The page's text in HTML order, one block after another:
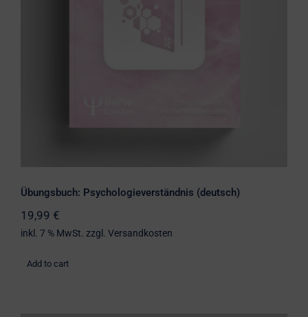
Übungsbuch: Psychologieverständnis (deutsch)
19,99 €
inkl. 7 % MwSt. zzgl. Versandkosten
Add to cart